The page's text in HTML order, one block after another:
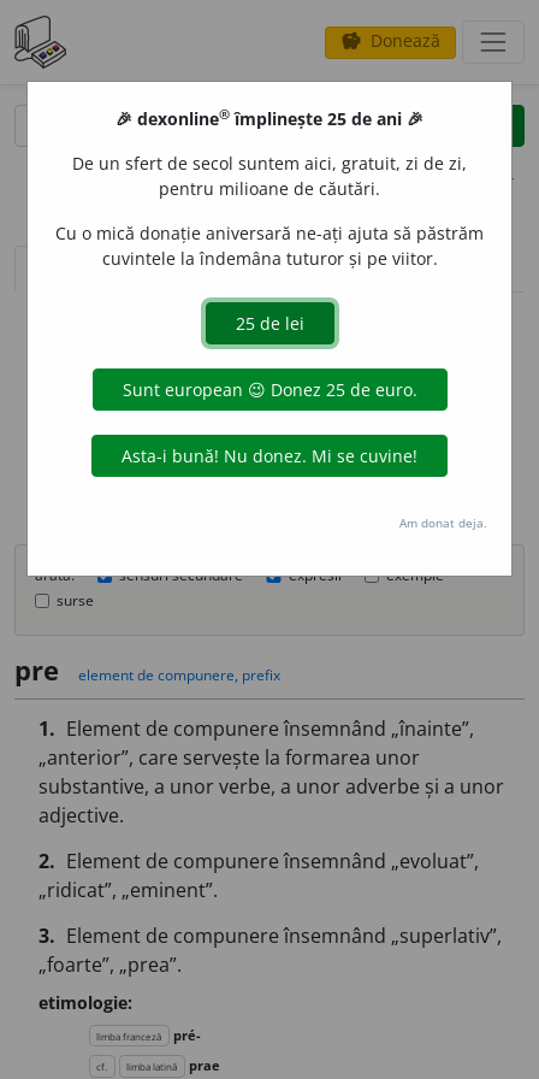
savings Donează
clear
opțiuni
sinteza definițiilor (1) definiții (7) declinări
info
Aceste definiții sunt compilate de
echipa dexonline. Definițiile
originale se află pe filadefiniții.
preferințe
arată: sensuri secundare expresii
exemple
surse
pre element de compunere, prefix
1. Element de compunere însemnând „înainte”,
„anterior”, care servește la formarea unor
substantive, a unor verbe, a unor adverbe și a unor
adjective.
2. Element de compunere însemnând „evoluat”,
„ridicat”, „eminent”.
3. Element de compunere însemnând „superlativ”,
„foarte”, „prea”.
etimologie:
limba franceză pré-
cf. limba latină prae
🎉 dexonline® împlinește 25 de ani 🎉
De un sfert de secol suntem aici, gratuit, zi de zi,
pentru milioane de căutări.
Cu o mică donație aniversară ne-ați ajuta să păstrăm
cuvintele la îndemâna tuturor și pe viitor.
Am donat deja.